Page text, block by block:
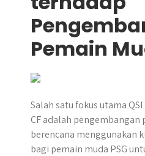
Pemain
Salah satu fokus utama
CF adalah pengembangan
berencana menggunakan
bagi pemain muda PSG